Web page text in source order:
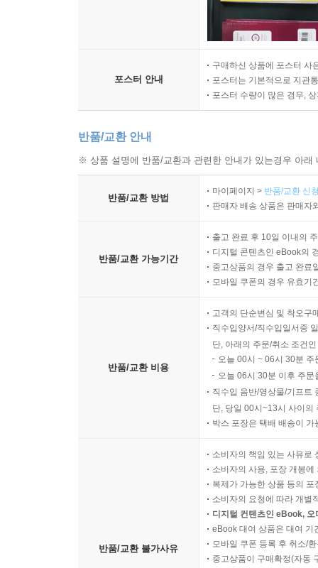
포스터 안내
구매하신 상품에 포스터 사
포스터는 기본적으로 지관
포스터 수량이 많은 경우,
반품/교환 안내
※ 상품 설명에 반품/교환과 관련한 안내가 있는경우 아
반품/교환 방법
마이페이지 > 반품/교환 신
판매자 배송 상품은 판매자
반품/교환 가능기간
출고 완료 후 10일 이내의
디지털 콘텐츠인 eBook의
중고상품의 경우 출고 완료
모바일 쿠폰의 경우 유효기
반품/교환 비용
고객의 단순변심 및 착오구
직수입양서/직수입일서중
단, 아래의 주문/취소 조건
오늘 00시 ~ 06시 30분
오늘 06시 30분 이후 주
직수입 음반/영상물/기프트
단, 당일 00시~13시 사이의
박스 포장은 택배 배송이
반품/교환 불가사유
소비자의 책임 있는 사유로
소비자의 사용, 포장 개봉
복제가 가능한 상품 등의
소비자의 요청에 따라 개별
디지털 컨텐츠인 eBook,
eBook 대여 상품은 대여 기
모바일 쿠폰 등록 후 취소/
중고상품이 구매확정(자동